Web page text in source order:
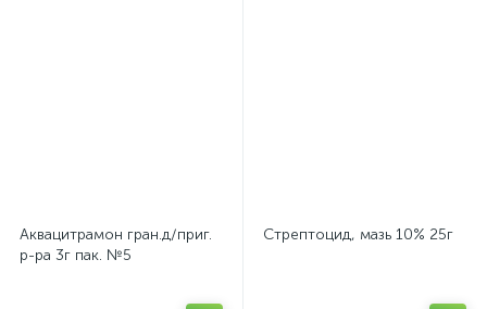
Аквацитрамон гран.д/приг.
р-ра 3г пак. №5
Стрептоцид, мазь 10% 25г